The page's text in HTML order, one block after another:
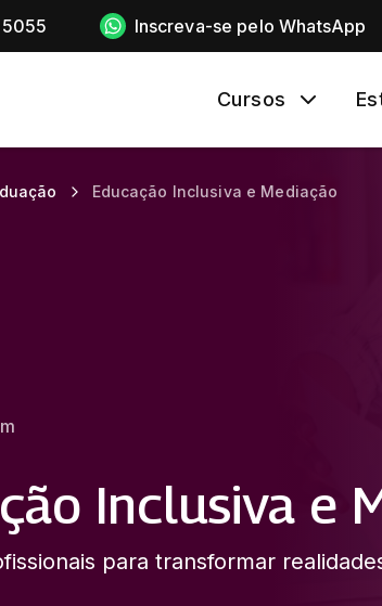
Inscreva-se pelo WhatsApp
Cursos
Educação Inclusiva e Mediação
Inclusiva e
para transformar